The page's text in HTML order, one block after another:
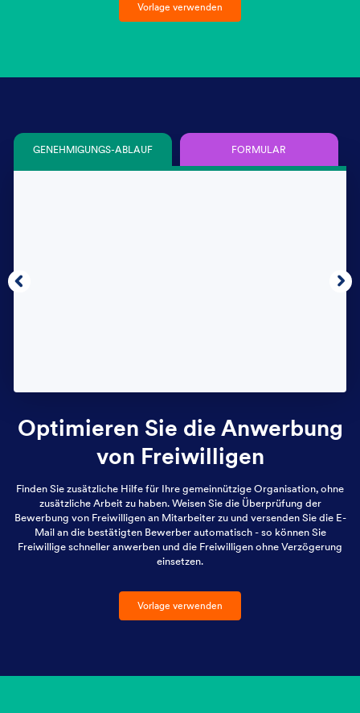
Vorlage verwenden
GENEHMIGUNGS-ABLAUF FORMULAR
Optimieren Sie die Anwerbung
von Freiwilligen
Finden Sie zusätzliche Hilfe für Ihre gemeinnützige Organisation, ohne
zusätzliche Arbeit zu haben. Weisen Sie die Überprüfung der
Bewerbung von Freiwilligen an Mitarbeiter zu und versenden Sie die E-
Mail an die bestätigten Bewerber automatisch - so können Sie
Freiwillige schneller anwerben und die Freiwilligen ohne Verzögerung
einsetzen.
Vorlage verwenden